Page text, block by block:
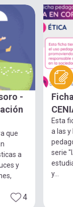
-
que
a
y
4
Esta
a las y
serie
y...